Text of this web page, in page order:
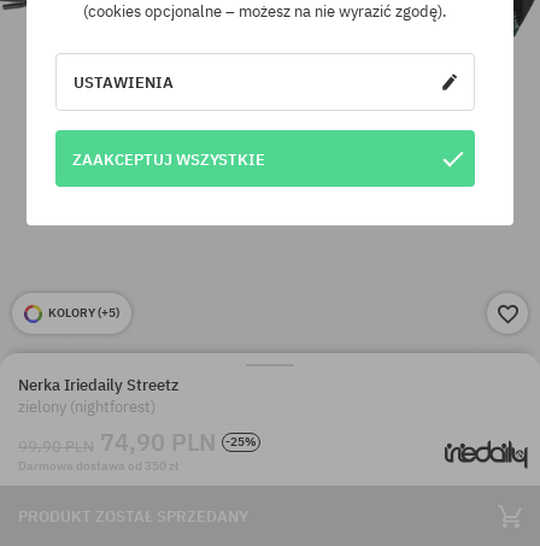
KOLORY (+5)
Nerka Iriedaily Streetz
zielony (nightforest)
99,90 PLN 74,90 PLN
-25%
Darmowa dostawa od 350 zł
PRODUKT ZOSTAŁ SPRZEDANY
(cookies opcjonalne – możesz na nie wyrazić zgodę).
USTAWIENIA
ZAAKCEPTUJ WSZYSTKIE